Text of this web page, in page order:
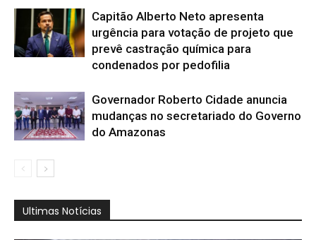
Capitão Alberto Neto apresenta
urgência para votação de projeto que
prevê castração química para
condenados por pedofilia
Governador Roberto Cidade anuncia
mudanças no secretariado do Governo
do Amazonas
Ultimas Notícias